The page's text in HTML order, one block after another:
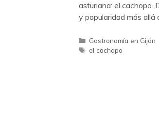
asturiana: el cachopo.
y popularidad más allá
Categorías
Gastronomía en Gijón
Etiquetas
el cachopo